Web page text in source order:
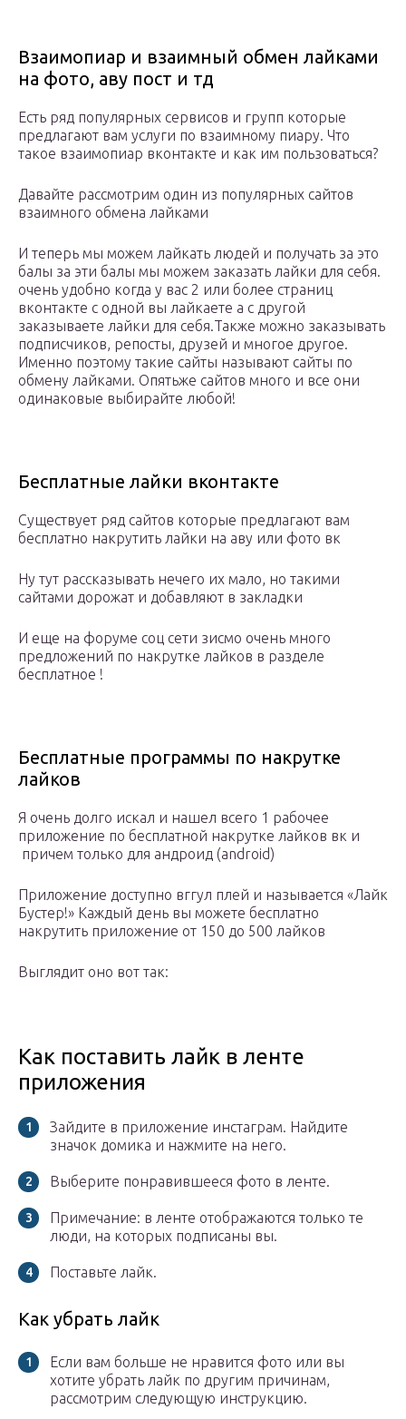
Взаимопиар и взаимный обмен лайками
на фото, аву пост и тд
Есть ряд популярных сервисов и групп которые
предлагают вам услуги по взаимному пиару. Что
такое взаимопиар вконтакте и как им пользоваться?
Давайте рассмотрим один из популярных сайтов
взаимного обмена лайками
И теперь мы можем лайкать людей и получать за это
балы за эти балы мы можем заказать лайки для себя.
очень удобно когда у вас 2 или более страниц
вконтакте с одной вы лайкаете а с другой
заказываете лайки для себя.Также можно заказывать
подписчиков, репосты, друзей и многое другое.
Именно поэтому такие сайты называют сайты по
обмену лайками. Опятьже сайтов много и все они
одинаковые выбирайте любой!
Бесплатные лайки вконтакте
Существует ряд сайтов которые предлагают вам
бесплатно накрутить лайки на аву или фото вк
Ну тут рассказывать нечего их мало, но такими
сайтами дорожат и добавляют в закладки
И еще на форуме соц сети зисмо очень много
предложений по накрутке лайков в разделе
бесплатное !
Бесплатные программы по накрутке
лайков
Я очень долго искал и нашел всего 1 рабочее
приложение по бесплатной накрутке лайков вк и
причем только для андроид (android)
Приложение доступно вггул плей и называется «Лайк
Бустер!» Каждый день вы можете бесплатно
накрутить приложение от 150 до 500 лайков
Выглядит оно вот так:
Как поставить лайк в ленте
приложения
Зайдите в приложение инстаграм. Найдите
значок домика и нажмите на него.
Выберите понравившееся фото в ленте.
Примечание: в ленте отображаются только те
люди, на которых подписаны вы.
Поставьте лайк.
Как убрать лайк
Если вам больше не нравится фото или вы
хотите убрать лайк по другим причинам,
рассмотрим следующую инструкцию.